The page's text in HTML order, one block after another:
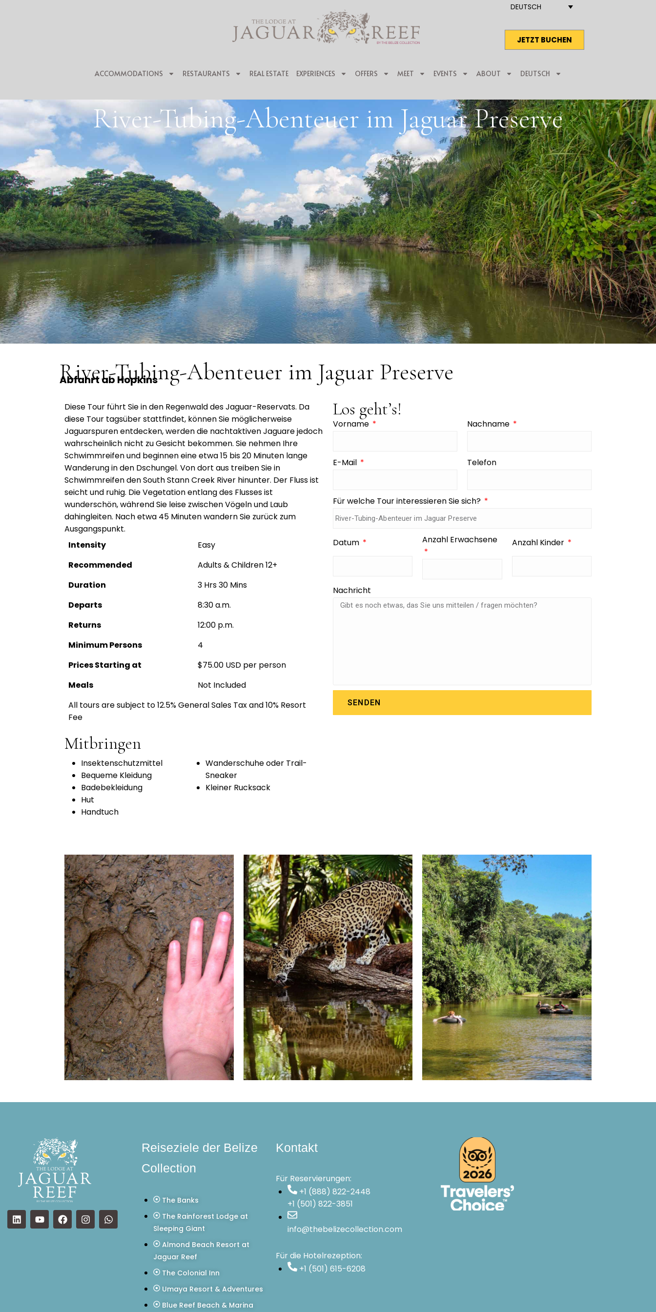
DEUTSCH
JETZT BUCHEN
ACCOMMODATIONS RESTAURANTS REAL ESTATE EXPERIENCES OFFERS MEET EVENTS ABOUT DEUTSCH
River-Tubing-Abenteuer im Jaguar Preserve
River-Tubing-Abenteuer im Jaguar Preserve
Abfahrt ab Hopkins
Diese Tour führt Sie in den Regenwald des Jaguar-Reservats. Da
diese Tour tagsüber stattfindet, können Sie möglicherweise
Jaguarspuren entdecken, werden die nachtaktiven Jaguare jedoch
wahrscheinlich nicht zu Gesicht bekommen. Sie nehmen Ihre
Schwimmreifen und beginnen eine etwa 15 bis 20 Minuten lange
Wanderung in den Dschungel. Von dort aus treiben Sie in
Schwimmreifen den South Stann Creek River hinunter. Der Fluss ist
seicht und ruhig. Die Vegetation entlang des Flusses ist
wunderschön, während Sie leise zwischen Vögeln und Laub
dahingleiten. Nach etwa 45 Minuten wandern Sie zurück zum
Ausgangspunkt.
Intensity
Easy
Recommended
Adults & Children 12+
Duration
3 Hrs 30 Mins
Departs
8:30 a.m.
Returns
12:00 p.m.
Minimum Persons
4
Prices Starting at
$75.00 USD per person
Meals
Not Included
All tours are subject to 12.5% General Sales Tax and 10% Resort
Fee
Mitbringen
Insektenschutzmittel
Bequeme Kleidung
Badebekleidung
Hut
Handtuch
Wanderschuhe oder Trail-
Sneaker
Kleiner Rucksack
Los geht’s!
Vorname Nachname
E-Mail Telefon
Für welche Tour interessieren Sie sich?
Datum Anzahl Erwachsene Anzahl Kinder
Nachricht
SENDEN
Reiseziele der Belize
Collection
The Banks
The Rainforest Lodge at
Sleeping Giant
Almond Beach Resort at
Jaguar Reef
The Colonial Inn
Umaya Resort & Adventures
Blue Reef Beach & Marina
Kontakt
Für Reservierungen:
+1 (888) 822-2448
+1 (501) 822-3851
info@thebelizecollection.com
Für die Hotelrezeption:
+1 (501) 615-6208